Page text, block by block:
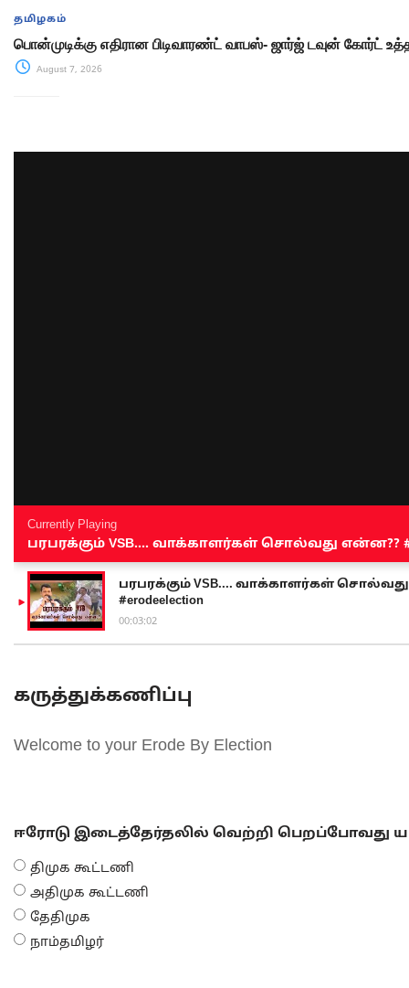
தமிழகம்
பொன்முடிக்கு எதிரான பிடிவாரண்ட் வாபஸ்- ஜார்ஜ் டவுன் கோர்ட்
August 7, 2026
Currently Playing
பரபரக்கும் VSB.... வாக்காளர்கள் சொல்வது என்ன??
பரபரக்கும் VSB.... வாக்காளர்கள் சொல்வது
#erodeelection
00:03:02
கருத்துக்கணிப்பு
Welcome to your Erode By Election
ஈரோடு இடைத்தேர்தலில் வெற்றி பெறப்போவது
திமுக கூட்டணி
அதிமுக கூட்டணி
தேதிமுக
நாம்தமிழர்